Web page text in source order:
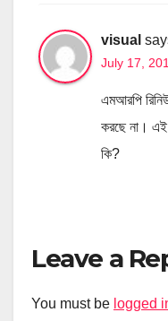
visual
July 17,
এমআরপি
করছে না। এই
কি?
Leave a
You must be logged